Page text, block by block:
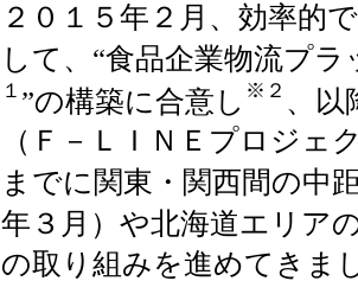
２０１５年２月、効率的
して、“食品企業物流プ
１ ”の構築に合意し ※２ 、以
（Ｆ－ＬＩＮＥプロジェ
までに関東・関西間の中
年３月）や北海道エリア
の取り組みを進めてきま